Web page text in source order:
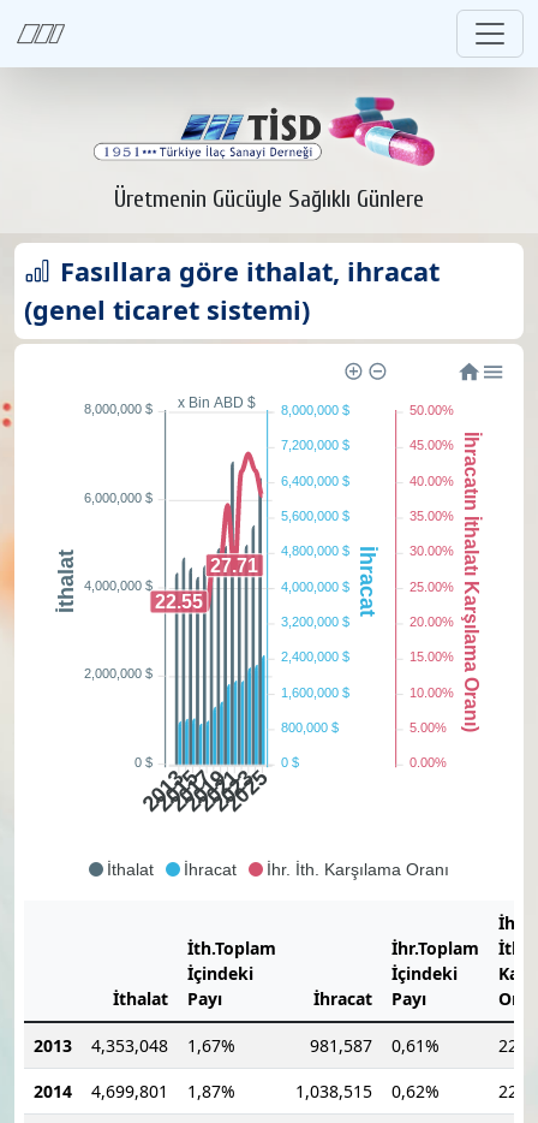
Üretmenin Gücüyle Sağlıklı Günlere
Fasıllara göre ithalat, ihracat
(genel ticaret sistemi)
İthalat İhracat İhr. İth. Karşılama Oranı
8,000,000 $
6,000,000 $
4,000,000 $
2,000,000 $
0 $
İthalat 22.55
27.71
2013
2015
2017
2019
2021
2023
2025
8,000,000 $
7,200,000 $
6,400,000 $
5,600,000 $
4,800,000 $
4,000,000 $
3,200,000 $
2,400,000 $
1,600,000 $
800,000 $
0 $
İhracat
x Bin ABD $ 50.00%
45.00%
40.00%
35.00%
30.00%
25.00%
20.00%
15.00%
10.00%
5.00%
0.00%
İhracatın İthalatı Karşılama Oranı)
İthalat
İth.Toplam
İçindeki
Payı
İhracat
İhr.Toplam
İçindeki
Payı
2013 4,353,048 1,67% 981,587 0,61%
2014
4,699,801 1,87% 1,038,515 0,62%